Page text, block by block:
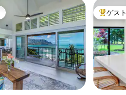
大好評
ゲス